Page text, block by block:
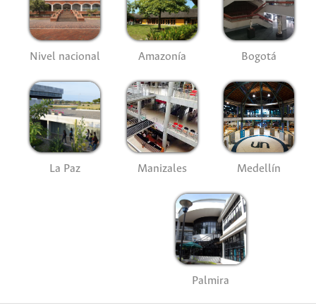
Nivel nacional Amazonía Bogotá
La Paz Manizales Medellín
Palmira